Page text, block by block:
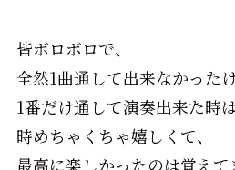
皆ボロボロで、
全然1曲通して出来なかったけ
1番だけ通して演奏出来た時は
時めちゃくちゃ嬉しくて、
最高に楽しかったのは覚えて